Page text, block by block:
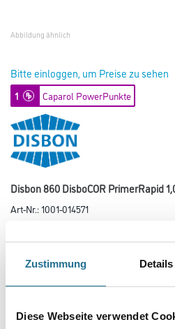
Zustimmung Details
Diese Webseite verwendet
Abbildung ähnlich
Bitte einloggen, um Preise zu sehen
1 Caparol PowerPunkte
Disbon 860 DisboCOR PrimerRapid
Art-Nr.:1001-014571
Untergründe. Grundierung und
DisboADD 995) als sehr schnell
verzinkten Untergründen einsetzbar.
Farbtonbezeichnung